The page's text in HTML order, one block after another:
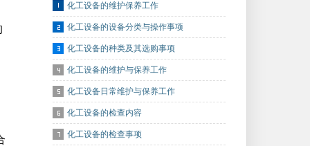
化工设备的维护保养工作
化工设备的设备分类与操作事项
化工设备的种类及其选购事项
化工设备的维护与保养工作
化工设备日常维护与保养工作
化工设备的检查内容
化工设备的检查事项